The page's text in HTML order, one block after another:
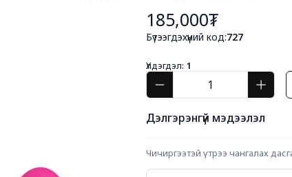
185,000₮
Бүтээгдэхүүний код:727
Үлдэгдэл: 1
Дэлгэрэнгүй мэдээлэл
Чичиргээтэй үтрээ чангалах